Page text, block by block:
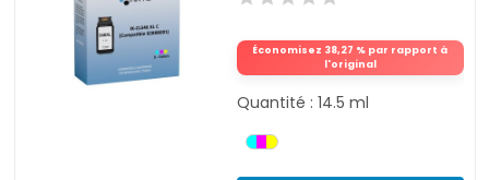
Économisez 38,27 % par rapport à
l'original
Quantité : 14.5 ml